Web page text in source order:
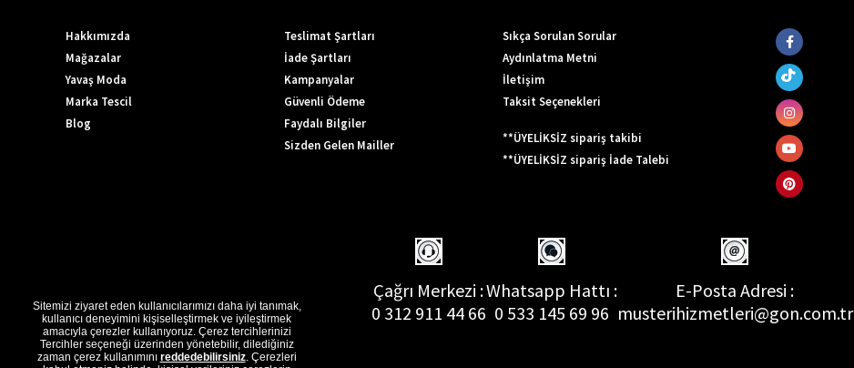
Hakkımızda
Mağazalar
Yavaş Moda
Marka Tescil
Blog
Teslimat Şartları
İade Şartları
Kampanyalar
Güvenli Ödeme
Faydalı Bilgiler
Sizden Gelen Mailler
Sıkça Sorulan Sorular
Aydınlatma Metni
İletişim
Taksit Seçenekleri
**ÜYELİKSİZ sipariş takibi
**ÜYELİKSİZ sipariş İade Talebi
Çağrı Merkezi :
0 312 911 44 66
Whatsapp Hattı :
0 533 145 69 96
E-Posta Adresi :
musterihizmetleri@gon.com.tr
Sitemizi ziyaret eden kullanıcılarımızı daha iyi tanımak,
kullanıcı deneyimini kişiselleştirmek ve iyileştirmek
amacıyla çerezler kullanıyoruz. Çerez tercihlerinizi
Tercihler seçeneği üzerinden yönetebilir, dilediğiniz
zaman çerez kullanımını reddedebilirsiniz. Çerezleri